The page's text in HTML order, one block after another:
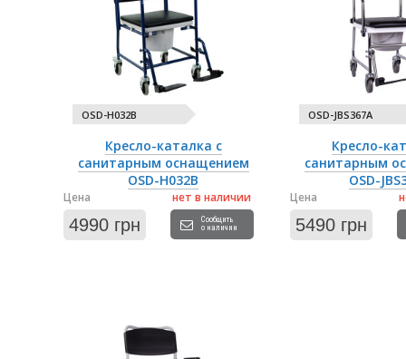
OSD-H032B
Кресло-каталка с
санитарным оснащением
OSD-H032B
нет в наличии
Сообщить
о наличии
Цена
4990 грн
OSD-JBS367A
Кресло-
санитарным
OSD-
Цена
5490 грн